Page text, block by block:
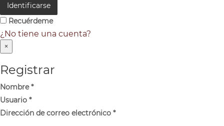
Identificarse
Recuérdeme
¿No tiene una cuenta?
×
Registrar
Nombre*
Usuario *
Dirección de correo electrónico *